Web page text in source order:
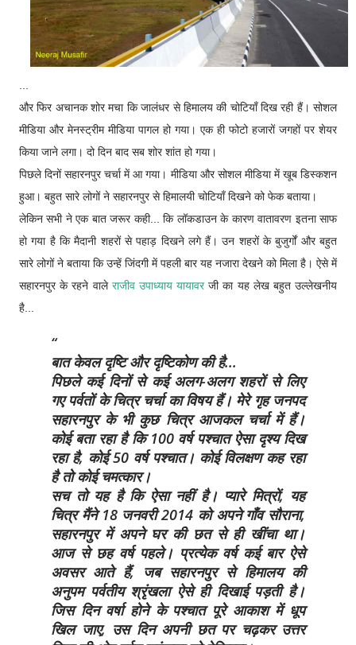
और फिर अचानक शोर मचा कि जालंधर से हिमालय की चोटियाँ दिख रही हैं। सोशल
मीडिया और मेनस्ट्रीम मीडिया पागल हो गया। एक ही फोटो हजारों जगहों पर शेयर
किया जाने लगा। दो दिन बाद सब शोर शांत हो गया।
पिछले दिनों सहारनपुर चर्चा में आ गया। मीडिया और सोशल मीडिया में खूब डिस्कशन
हुआ। बहुत सारे लोगों ने सहारनपुर से हिमालयी चोटियाँ दिखने को फेक बताया।
लेकिन सभी ने एक बात जरूर कही... कि लॉकडाउन के कारण वातावरण इतना साफ
हो गया है कि मैदानी शहरों से पहाड़ दिखने लगे हैं। उन शहरों के बुजुर्गों और बहुत
सारे लोगों ने बताया कि उन्हें जिंदगी में पहली बार यह नजारा देखने को मिला है। ऐसे में
सहारनपुर के रहने वाले राजीव उपाध्याय यायावरजी का यह लेख बहुत उल्लेखनीय
है...
बात केवल दृष्टि और दृष्टिकोण की है...
पिछले कई दिनों से कई अलग-अलग शहरों से लिए
गए पर्वतों के चित्र चर्चा का विषय हैं। मेरे गृह जनपद
सहारनपुर के भी कुछ चित्र आजकल चर्चा में हैं।
कोई बता रहा है कि 100 वर्ष पश्चात ऐसा दृश्य दिख
रहा है, कोई 50 वर्ष पश्चात। कोई विलक्षण कह रहा
है तो कोई चमत्कार।
सच तो यह है कि ऐसा नहीं है। प्यारे मित्रों, यह
चित्र मैंने 18 जनवरी 2014 को अपने गाँव सौराना,
सहारनपुर में अपने घर की छत से ही खींचा था।
आज से छह वर्ष पहले। प्रत्येक वर्ष कई बार ऐसे
अवसर आते हैं, जब सहारनपुर से हिमालय की
अनुपम पर्वतीय श्रृंखला ऐसे ही दिखाई पड़ती है।
जिस दिन वर्षा होने के पश्चात पूरे आकाश में धूप
खिल जाए, उस दिन अपनी छत पर चढ़कर उत्तर